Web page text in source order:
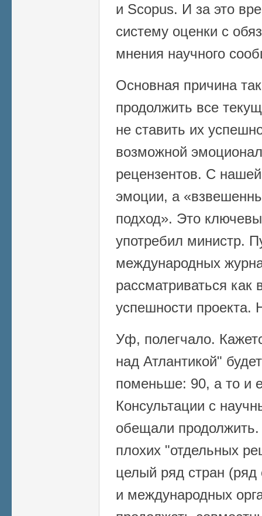
и Scopus. И за это
систему оценки с
мнения научного
Основная причина
продолжить все
не ставить их
возможной
рецензентов. С
эмоции, а
подход». Это
употребил министр.
международных
рассматриваться как
успешности проекта.
Уф, полегчало.
над Атлантикой"
поменьше: 90, а то и
Консультации с
обещали
плохих "отдельных
целый ряд стран
и международных